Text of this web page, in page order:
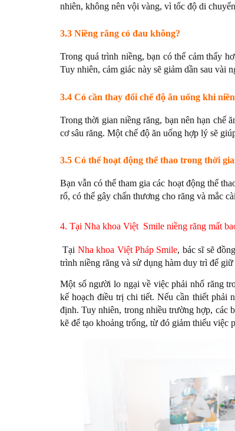
nhiên, không nên vội vàng, vì tốc độ di
3.3 Niềng răng có đau không?
Trong quá trình niềng, bạn có thể cảm thấy
Tuy nhiên, cảm giác này sẽ giảm dần sau vài
3.4 Có cần thay đổi chế độ ăn uống khi
Trong thời gian niềng răng, bạn nên hạn chế
cơ sâu răng. Một chế độ ăn uống hợp lý sẽ
3.5 Có thể hoạt động thể thao trong thời
Bạn vẫn có thể tham gia các hoạt động thể
rổ, có thể gây chấn thương cho răng và mắc
4. Tại Nha khoa Việt Smile niềng răng mất
Tại Nha khoa Việt Pháp Smile, bác sĩ sẽ
trình niềng răng và sử dụng hàm duy trì để
Một số người lo ngại về việc phải nhổ răng
kế hoạch điều trị chi tiết. Nếu cần thiết phải
định. Tuy nhiên, trong nhiều trường hợp, các
kẽ để tạo khoảng trống, từ đó giảm thiểu việc